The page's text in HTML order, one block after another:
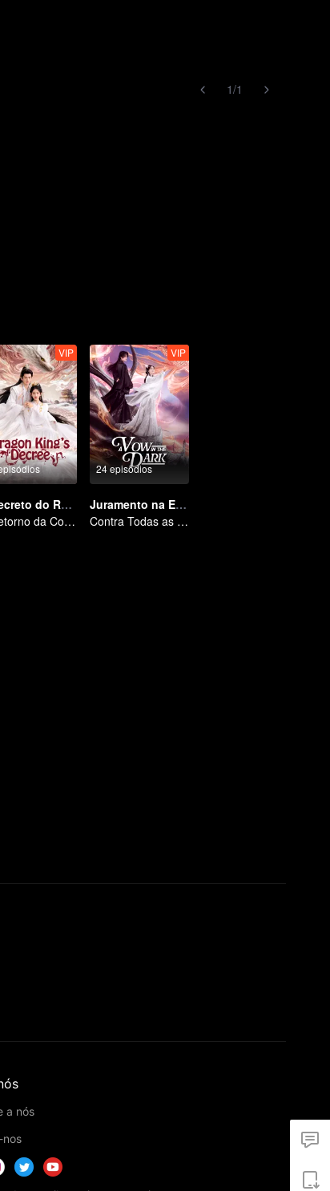
1/1
VIP
O Decreto do Rei Dragão
O Retorno da Concubina Ridicularizada
24 episódios
VIP
Juramento na Escuridão
Contra Todas as Probabilidades: O Amor Mortal do Lorde Demônio
a nós
nos